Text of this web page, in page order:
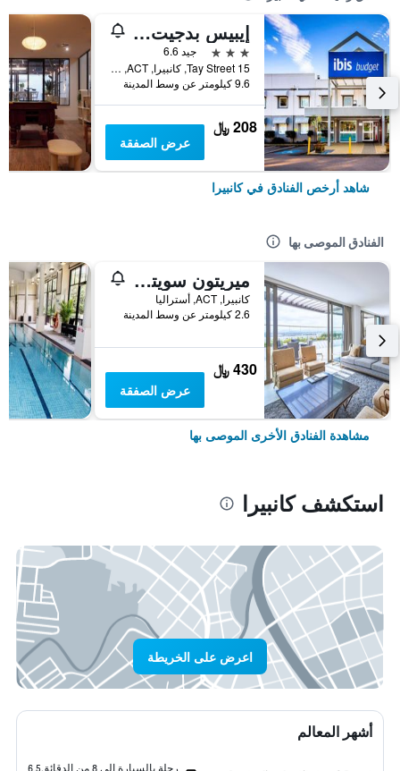
إيبيس بدجيت كانبيرا
3 نجوم
جيد 6.6
15 Tay Street, كانبيرا, ACT, أستراليا
9.6 كيلومتر عن وسط المدينة
208 ﷼
عرض الصفقة
شاهد أرخص الفنادق في كانبيرا
الفنادق الموصى بها
ميريتون سويتس في كانبرا
كانبيرا, ACT, أستراليا
2.6 كيلومتر عن وسط المدينة
430 ﷼
عرض الصفقة
مشاهدة الفنادق الأخرى الموصى بها
استكشف كانبيرا
اعرض على الخريطة
أشهر المعالم
رحلة بالسيارة إلى 8 من الدقائق
6.5